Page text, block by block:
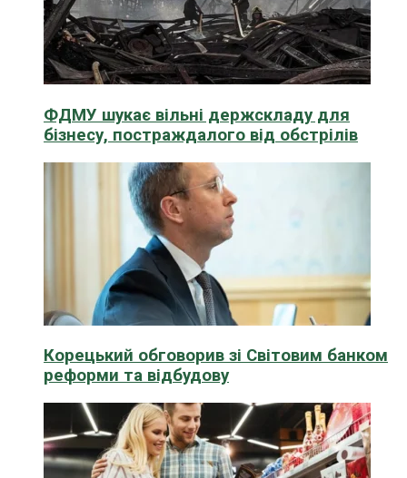
ФДМУ шукає вільні держскладу для
бізнесу, постраждалого від обстрілів
Корецький обговорив зі Світовим банком
реформи та відбудову